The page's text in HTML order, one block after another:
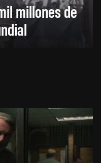
millones de